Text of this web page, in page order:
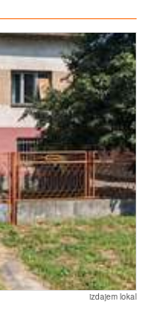
izdajem lokal